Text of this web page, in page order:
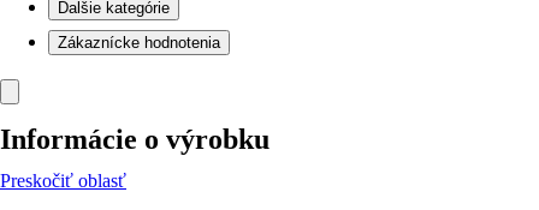
Ďalšie kategórie
Zákaznícke hodnotenia
Informácie o výrobku
Preskočiť oblasť